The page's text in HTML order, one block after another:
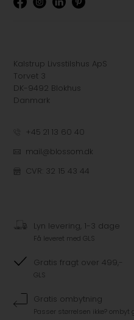
Kalstrup Livsstilshus ApS
Torvet 3
DK-9492 Blokhus
Danmark
+45 21 13 60 40
mail@blossom.dk
CVR: 32 15 43 44
Lyn levering, 1-3 dage
Få leveret med GLS
Gratis fragt over 499,-
GLS
Gratis ombytning
Passer størrelsen ikke? ombyt